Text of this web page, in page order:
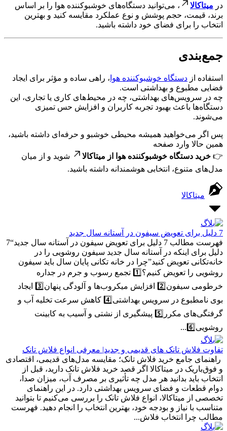
در میتاکالا
، می‌توانید دستگاه‌های خوشبوکننده هوا را بر اساس
برند، قیمت، حجم پوشش و نوع عملکرد مقایسه کنید و بهترین
انتخاب را برای فضای خود داشته باشید.
جمع‌بندی
استفاده از دستگاه خوشبوکننده هوا ، راهی ساده و مؤثر برای ایجاد
فضایی مطبوع و بهداشتی است.
چه در سرویس‌های بهداشتی، چه در محیط‌های کاری یا تجاری، این
دستگاه‌ها باعث بهبود تجربه کاربران و افزایش حس تمیزی
می‌شوند.
پس اگر می‌خواهید همیشه محیطی خوشبو و حرفه‌ای داشته باشید،
همین حالا وارد صفحه
👉 خرید دستگاه خوشبوکننده هوا از میتاکالا
شوید و از میان
مدل‌های متنوع، انتخابی هوشمندانه داشته باشید.
میتاکالا
7 دلیل برای تعویض سیفون در آستانه سال جدید
فهرست مطالب 7 دلیل برای تعویض سیفون در آستانه سال جدید“7
دلیل برای اینکه در آستانه سال جدید سیفون روشویی را در
خانه‌تکانی تعویض کنید”چرا در خانه تکانی پایان سال باید سیفون
روشویی را تعویض کنیم؟1️⃣ تجمع رسوب و جرم در جداره
خرطومی سیفون2️⃣ افزایش میکروب‌ها و آلودگی پنهان3️⃣ ایجاد
بوی نامطبوع در سرویس بهداشتی4️⃣ کاهش سرعت تخلیه آب و
گرفتگی‌های مکرر5️⃣ پیشگیری از نشتی و آسیب به کابینت
روشویی6️⃣...
تفاوت فلاش تانک های قدیمی و جدید| معرفی انواع فلاش تانک
راهنمای جامع خرید فلاش تانک؛ مقایسه مدل‌های قدیمی، اقتصادی
و فوق‌باریک در میتاکالا اگر قصد خرید فلاش تانک دارید، قبل از
انتخاب باید بدانید هر مدل چه تأثیری بر مصرف آب، میزان صدا،
دوام قطعات و فضای سرویس بهداشتی دارد. در این راهنمای
تخصصی از میتاکالا، انواع فلاش تانک را بررسی می‌کنیم تا بتوانید
متناسب با نیاز و بودجه خود، بهترین انتخاب را انجام دهید. فهرست
مطالب چرا انتخاب فلاش...